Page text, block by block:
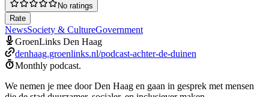
No ratings
Rate
NewsSociety & CultureGovernment
GroenLinks Den Haag
denhaag.groenlinks.nl/podcast-achter-de-duinen
Monthly podcast.
We nemen je mee door Den Haag en gaan in gesprek met mensen